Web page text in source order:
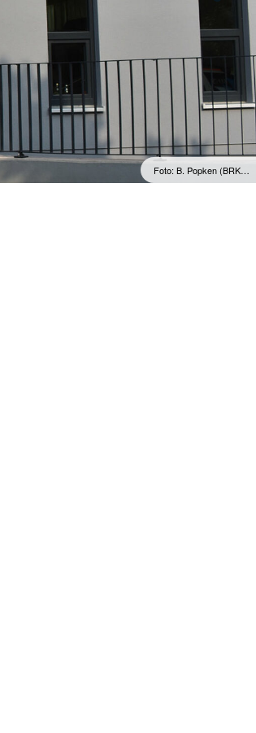
Foto: B. Popken (BRK…